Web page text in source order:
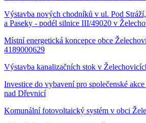
Výstavba nových chodníků v ul. Pod
a Paseky - podél silnice III/49020 v
Místní energetická koncepce obce
4189000629
Výstavba kanalizačních stok v
Investice do vybavení pro společenské
nad Dřevnicí
Komunální fotovoltaický systém v obci